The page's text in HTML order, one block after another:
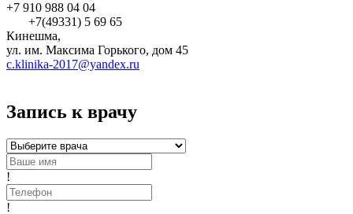
+7 910 988 04 04
+7(49331) 5 69 65
Кинешма,
ул. им. Максима Горького, дом 45
c.klinika-2017@yandex.ru
Запись к врачу
!
!